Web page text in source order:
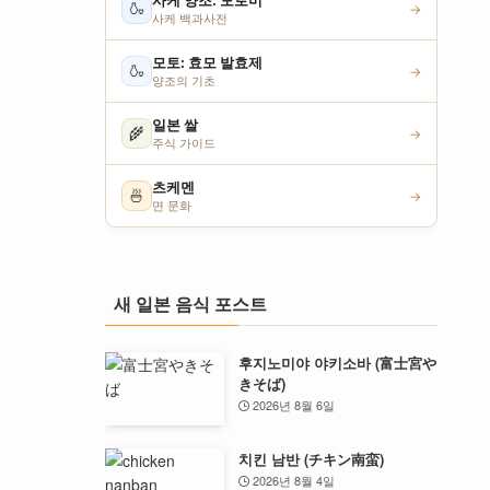
🍶
사케 백과사전
→
🍶 모토: 효모 발효제
양조의 기초
→
🌾 일본 쌀
주식 가이드
→
🍜 츠케멘
면 문화
→
새 일본 음식 포스트
후지노미야 야키소바 (富士宮や
きそば)
2026년 8월 6일
치킨 남반 (チキン南蛮)
2026년 8월 4일